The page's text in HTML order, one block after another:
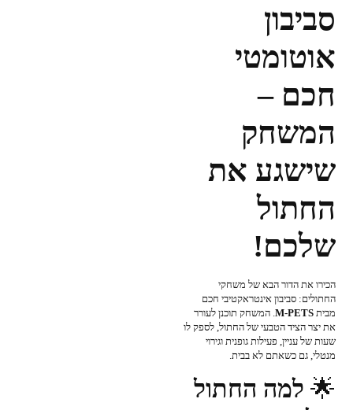
סביבון
אוטומטי
חכם –
המשחק
שישגע את
החתול
שלכם!
הכירו את הדור הבא של משחקי
החתולים: סביבון אינטראקטיבי חכם
מביתM-PETS. המשחק תוכנן לעורר
את יצר הציד הטבעי של החתול, לספק לו
שעות של עניין, פעילות גופנית וגירוי
מנטלי, גם כשאתם לא בבית.
🌟 למה החתול